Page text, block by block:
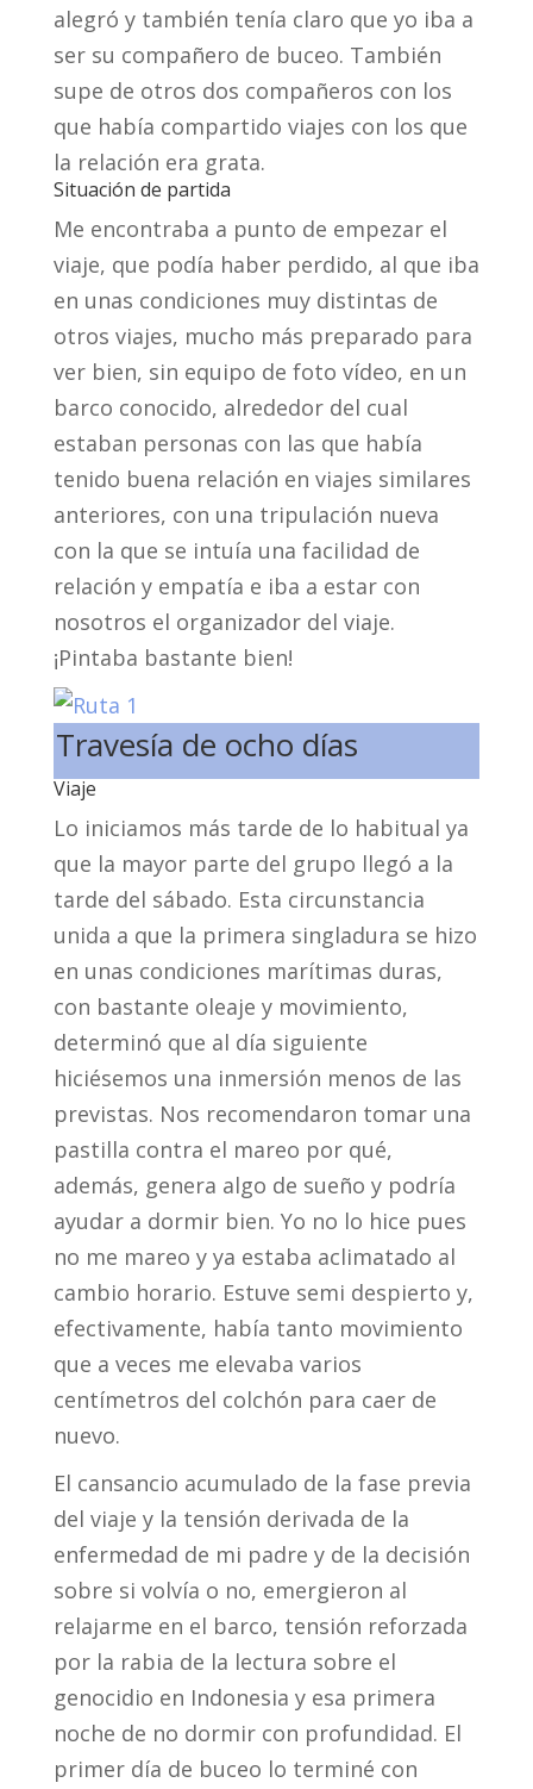
alegró y también tenía claro que yo iba a
ser su compañero de buceo. También
supe de otros dos compañeros con los
que había compartido viajes con los que
la relación era grata.
Situación de partida
Me encontraba a punto de empezar el
viaje, que podía haber perdido, al que iba
en unas condiciones muy distintas de
otros viajes, mucho más preparado para
ver bien, sin equipo de foto vídeo, en un
barco conocido, alrededor del cual
estaban personas con las que había
tenido buena relación en viajes similares
anteriores, con una tripulación nueva
con la que se intuía una facilidad de
relación y empatía e iba a estar con
nosotros el organizador del viaje.
¡Pintaba bastante bien!
Travesía de ocho días
Viaje
Lo iniciamos más tarde de lo habitual ya
que la mayor parte del grupo llegó a la
tarde del sábado. Esta circunstancia
unida a que la primera singladura se hizo
en unas condiciones marítimas duras,
con bastante oleaje y movimiento,
determinó que al día siguiente
hiciésemos una inmersión menos de las
previstas. Nos recomendaron tomar una
pastilla contra el mareo por qué,
además, genera algo de sueño y podría
ayudar a dormir bien. Yo no lo hice pues
no me mareo y ya estaba aclimatado al
cambio horario. Estuve semi despierto y,
efectivamente, había tanto movimiento
que a veces me elevaba varios
centímetros del colchón para caer de
nuevo.
El cansancio acumulado de la fase previa
del viaje y la tensión derivada de la
enfermedad de mi padre y de la decisión
sobre si volvía o no, emergieron al
relajarme en el barco, tensión reforzada
por la rabia de la lectura sobre el
genocidio en Indonesia y esa primera
noche de no dormir con profundidad. El
primer día de buceo lo terminé con